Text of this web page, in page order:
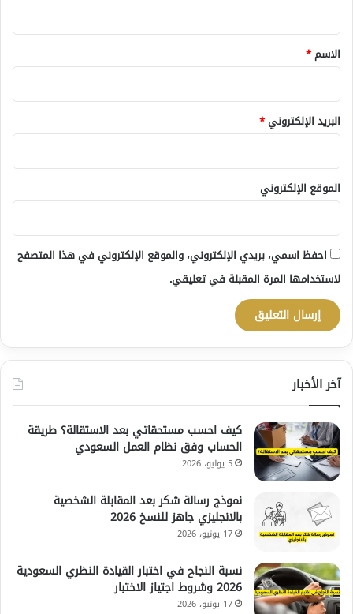
*
الاسم*
البريد الإلكتروني*
الموقع الإلكتروني
احفظ اسمي، بريدي الإلكتروني، والموقع الإلكتروني في هذا المتصفح
لاستخدامها المرة المقبلة في تعليقي.
آخر الأخبار
كيف احسب مستحقاتي بعد الاستقالة؟ طريقة
الحساب وفق نظام العمل السعودي
5 يوليو، 2026
نموذج رسالة شكر بعد المقابلة الشخصية
بالانجليزي جاهز للنسخ 2026
17 يونيو، 2026
نسبة النجاح في اختبار القيادة النظري السعودية
2026 وشروط اجتياز الاختبار
17 يونيو، 2026